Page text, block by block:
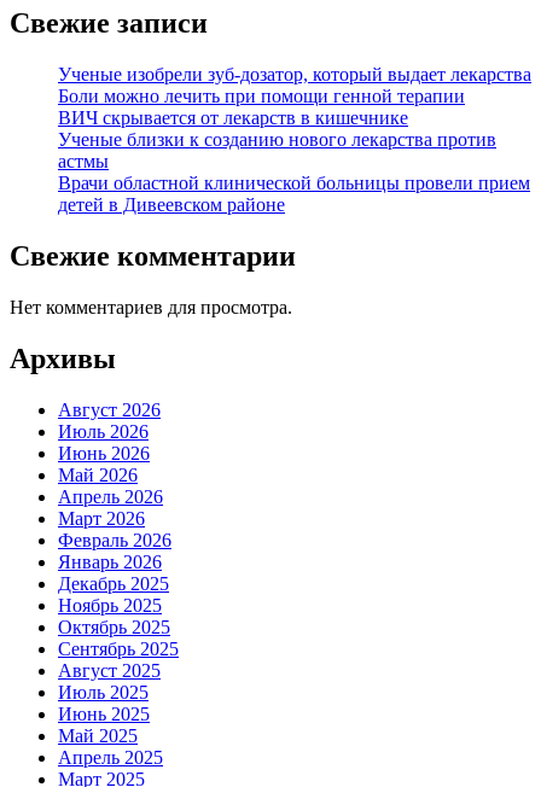
Свежие записи
Ученые изобрели зуб-дозатор, который выдает лекарства
Боли можно лечить при помощи генной терапии
ВИЧ скрывается от лекарств в кишечнике
Ученые близки к созданию нового лекарства против
астмы
Врачи областной клинической больницы провели прием
детей в Дивеевском районе
Свежие комментарии
Нет комментариев для просмотра.
Архивы
Август 2026
Июль 2026
Июнь 2026
Май 2026
Апрель 2026
Март 2026
Февраль 2026
Январь 2026
Декабрь 2025
Ноябрь 2025
Октябрь 2025
Сентябрь 2025
Август 2025
Июль 2025
Июнь 2025
Май 2025
Апрель 2025
Март 2025